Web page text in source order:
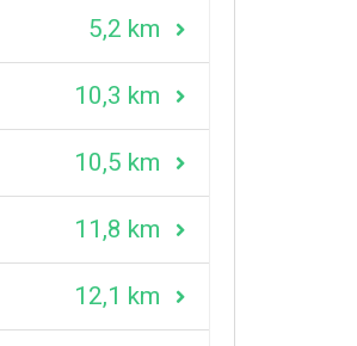
5,2 km
10,3 km
10,5 km
11,8 km
12,1 km